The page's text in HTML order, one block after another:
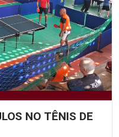
NO TÊNIS DE